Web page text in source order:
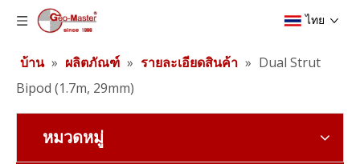
ไทย
บ้าน » ผลิตภัณฑ์ » รายละเอียดสินค้า » Dual Strut
Bipod (1.7m, 29mm)
หมวดหมู่